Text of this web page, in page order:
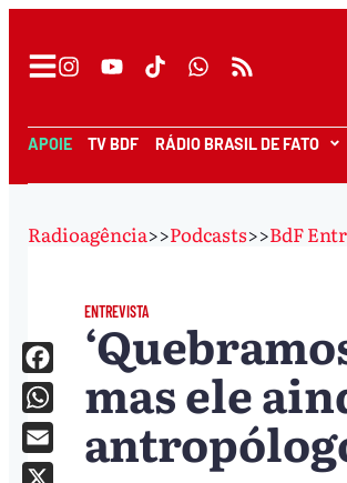
APOIE TV BDF RÁDIO BRASIL DE FATO
Radioagência>>Podcasts>>BdF
ENTREVISTA
mas ele
Facebook
WhatsApp
Email